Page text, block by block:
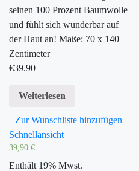
seinen 100 Prozent Baumwolle
und fühlt sich wunderbar auf
der Haut an! Maße: 70 x 140
Zentimeter
€39.90
Weiterlesen
Zur Wunschliste hinzufügen
Schnellansicht
39,90 €
Enthält 19% Mwst.